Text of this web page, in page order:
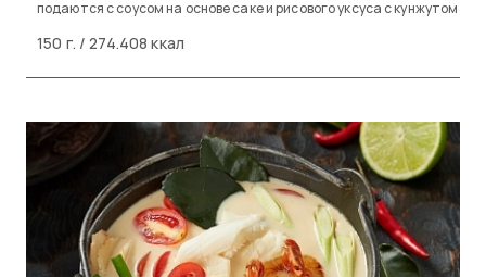
подаются с соусом на основе саке и рисового уксуса с кунжутом
150 г. / 274.408 ккал